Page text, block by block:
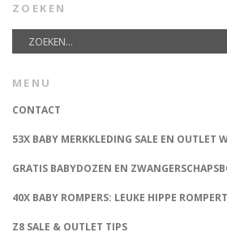
ZOEKEN
MENU
CONTACT
53X BABY MERKKLEDING SALE EN OUTLET
GRATIS BABYDOZEN EN
40X BABY ROMPERS: LEUKE HIPPE
Z8 SALE & OUTLET TIPS